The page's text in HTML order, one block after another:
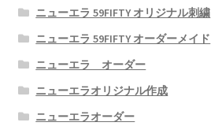
ニューエラ 59FIFTY オリジナル刺繍
ニューエラ 59FIFTY オーダーメイド
ニューエラ オーダー
ニューエラオリジナル作成
ニューエラオーダー